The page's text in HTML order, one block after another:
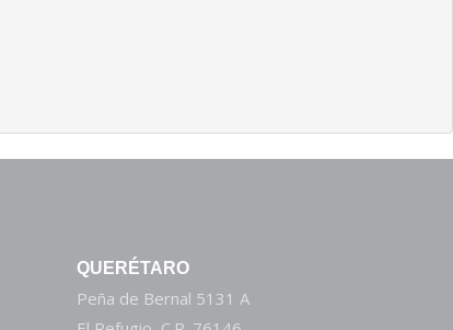
QUERÉTARO
Peña de Bernal 5131 A